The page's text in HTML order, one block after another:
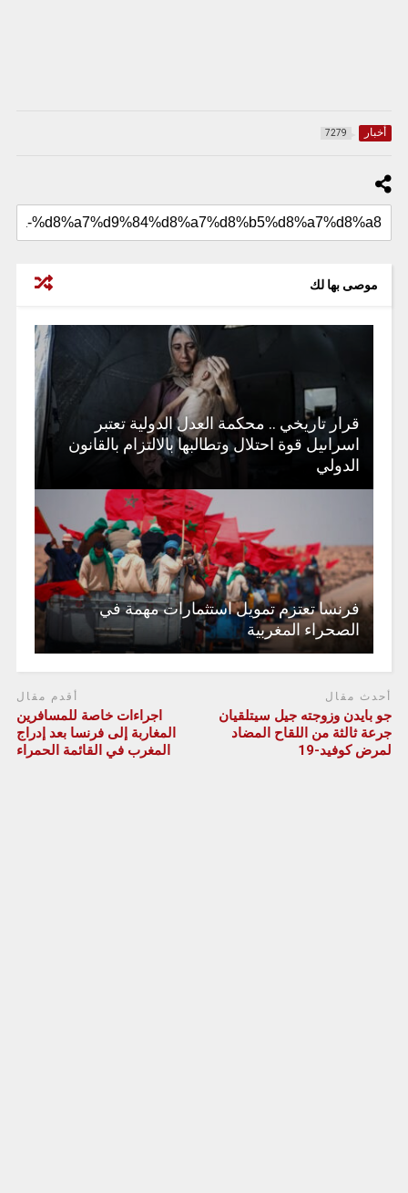
أخبار 7279
موصى بها لك
قرار تاريخي .. محكمة العدل الدولية تعتبر
اسراىيل قوة احتلال وتطالبها بالالتزام بالقانون
الدولي
فرنسا تعتزم تمويل استثمارات مهمة في
الصحراء المغربية
أحدث مقال
جو بايدن وزوجته جيل سيتلقيان
جرعة ثالثة من اللقاح المضاد
لمرض كوفيد-19
أقدم مقال
اجراءات خاصة للمسافرين
المغاربة إلى فرنسا بعد إدراج
المغرب في القائمة الحمراء